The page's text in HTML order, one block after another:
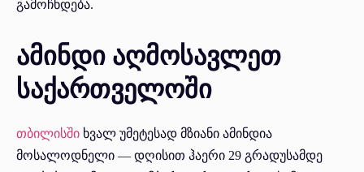
გამოჩნდება.
ამინდი აღმოსავლეთ
საქართველოში
თბილისში ხვალ უმეტესად მზიანი ამინდია
მოსალოდნელი — დღისით ჰაერი 29 გრადუსამდე